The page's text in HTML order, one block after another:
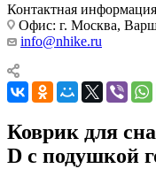
Контактная информация
Офис: г. Москва,
info@nhike.ru
Коврик для
D с подушкой